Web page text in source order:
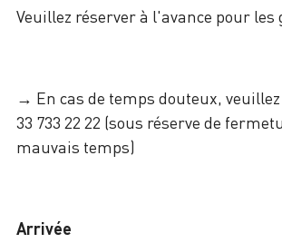
Veuillez réserver à l'avance pour les
→ En cas de temps douteux, veuillez
33 733 22 22 (sous réserve de
mauvais temps)
Arrivée